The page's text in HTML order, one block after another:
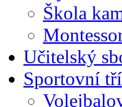
Škola
Učitelský
Sportovní